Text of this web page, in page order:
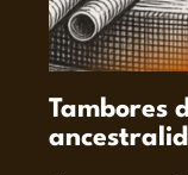
Tambores